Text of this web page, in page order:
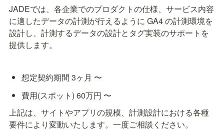
JADEでは、各企業でのプロダクトの仕様、サービス内容
に適したデータの計測が行えるように GA4 の計測環境を
設計し、計測するデータの設計とタグ実装のサポートを
提供します。
想定契約期間 3ヶ月 〜
費用(スポット) 60万円 〜
上記は、サイトやアプリの規模、計測設計における各種
要件により変動いたします。一度ご相談ください。